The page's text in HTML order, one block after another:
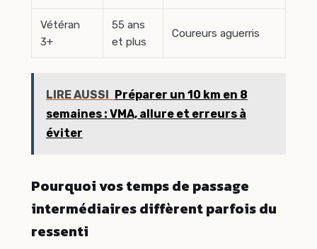
Vétéran
3+
55 ans
et plus
Coureurs aguerris
LIRE AUSSI Préparer un 10 km en 8
semaines : VMA, allure et erreurs à
éviter
Pourquoi vos temps de passage
intermédiaires diffèrent parfois du
ressenti